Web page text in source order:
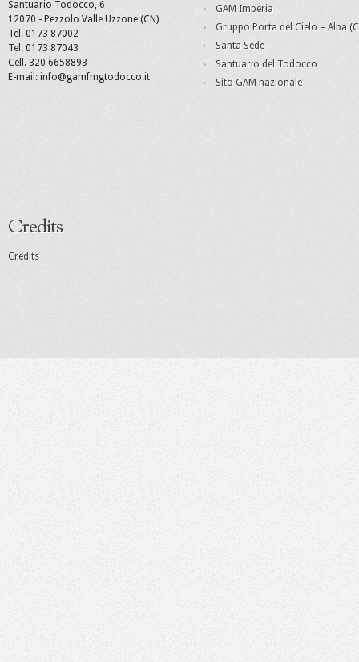
Santuario Todocco, 6
12070 - Pezzolo Valle Uzzone (CN)
Tel. 0173 87002
Tel. 0173 87043
Cell. 320 6658893
E-mail: info@gamfmgtodocco.it
GAM Imperia
Gruppo Porta del Cielo – Alba
Santa Sede
Santuario del Todocco
Sito GAM nazionale
Credits
Credits